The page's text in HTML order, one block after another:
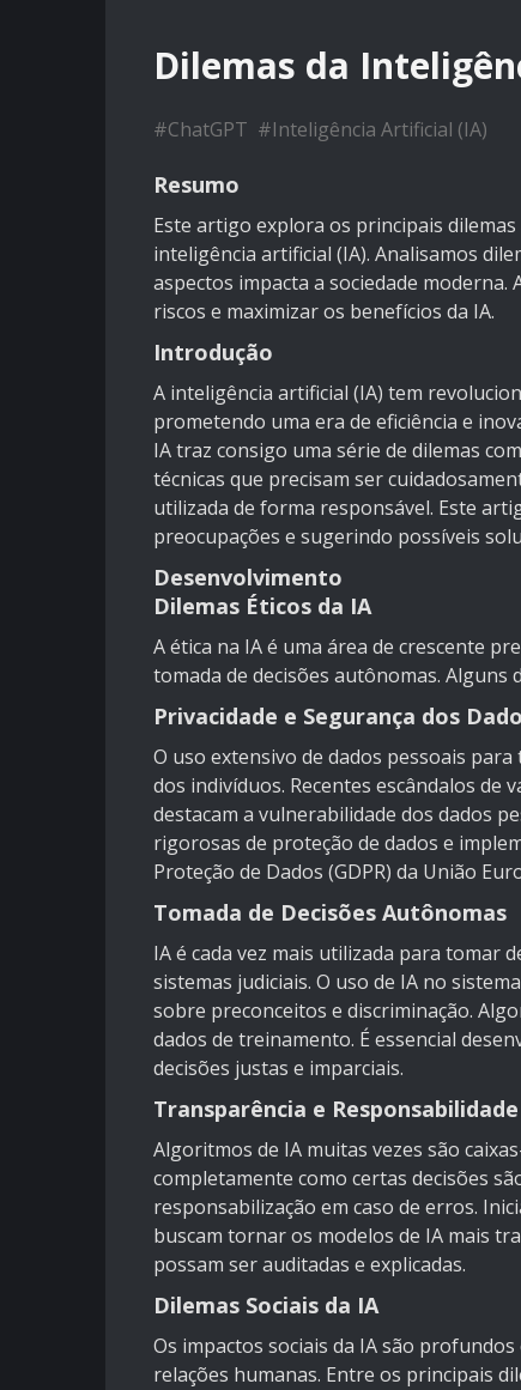
Dilemas da
#ChatGPT #Inteligência Artificial (IA)
Resumo
Este artigo explora os principais
inteligência artificial (IA). Analisamos
aspectos impacta a sociedade
riscos e maximizar os benefícios da IA.
Introdução
A inteligência artificial (IA) tem
prometendo uma era de eficiência e
IA traz consigo uma série de dilemas
técnicas que precisam ser
utilizada de forma responsável. Este
preocupações e sugerindo possíveis
Desenvolvimento
Dilemas Éticos da IA
A ética na IA é uma área de crescente
tomada de decisões autônomas. Alguns
Privacidade e Segurança dos
O uso extensivo de dados pessoais
dos indivíduos. Recentes escândalos de
destacam a vulnerabilidade dos dados
rigorosas de proteção de dados e
Proteção de Dados (GDPR) da União
Tomada de Decisões Autônomas
IA é cada vez mais utilizada para tomar
sistemas judiciais. O uso de IA no
sobre preconceitos e discriminação.
dados de treinamento. É essencial
decisões justas e imparciais.
Transparência e Responsabilidade
Algoritmos de IA muitas vezes são
completamente como certas decisões
responsabilização em caso de erros.
buscam tornar os modelos de IA mais
possam ser auditadas e explicadas.
Dilemas Sociais da IA
Os impactos sociais da IA são
relações humanas. Entre os principais